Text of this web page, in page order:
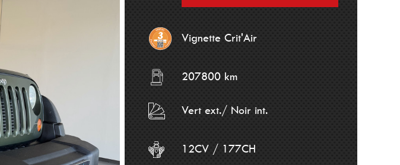
Vignette Crit'Air
207800 km
Vert ext./ Noir int.
12CV / 177CH